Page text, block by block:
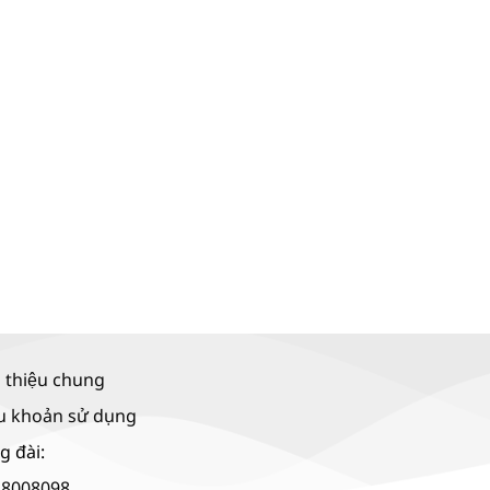
thiệu chung
khoản sử dụng
đài: